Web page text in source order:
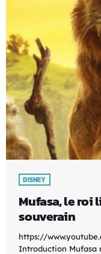
DISNEY
Mufasa, le roi
souverain
https://
Introduction Mufasa